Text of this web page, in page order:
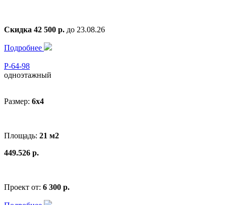
Скидка 42 500 р. до 23.08.26
Подробнее
Р-64-98
одноэтажный
Размер: 6x4
Площадь: 21 м2
449.526 р.
Проект от: 6 300 р.